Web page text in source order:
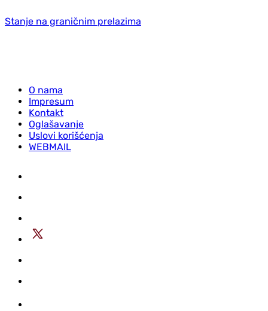
Stanje na graničnim prelazima
O nama
Impresum
Kontakt
Oglašavanje
Uslovi korišćenja
WEBMAIL